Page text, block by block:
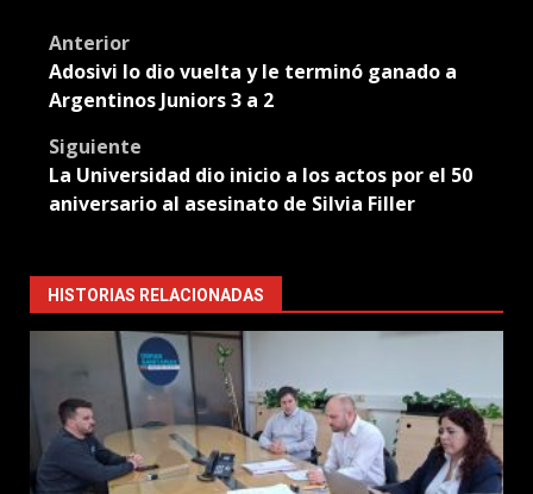
Post
navigation
Anterior
Adosivi lo dio vuelta y le terminó ganado a
Argentinos Juniors 3 a 2
Siguiente
La Universidad dio inicio a los actos por el 50
aniversario al asesinato de Silvia Filler
HISTORIAS RELACIONADAS